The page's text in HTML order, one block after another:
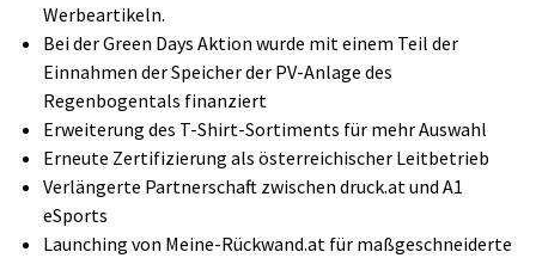
Werbeartikeln.
Bei der Green Days Aktion wurde mit einem Teil der
Einnahmen der Speicher der PV-Anlage des
Regenbogentals finanziert
Erweiterung des T-Shirt-Sortiments für mehr Auswahl
Erneute Zertifizierung als ös­ter­rei­chi­scher Leit­be­trieb
Verlängerte Partnerschaft zwischen druck.atund A1
eSports
Launching von Meine-Rückwand.at für maßgeschneiderte